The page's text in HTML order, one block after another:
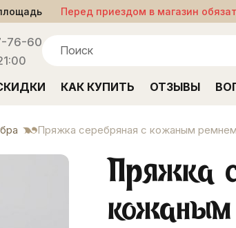
Перед приездом в магазин
76-60
КАК КУПИТЬ ОТЗЫВЫ
Пряжка серебряная с кожаным ремнем
Пряжка